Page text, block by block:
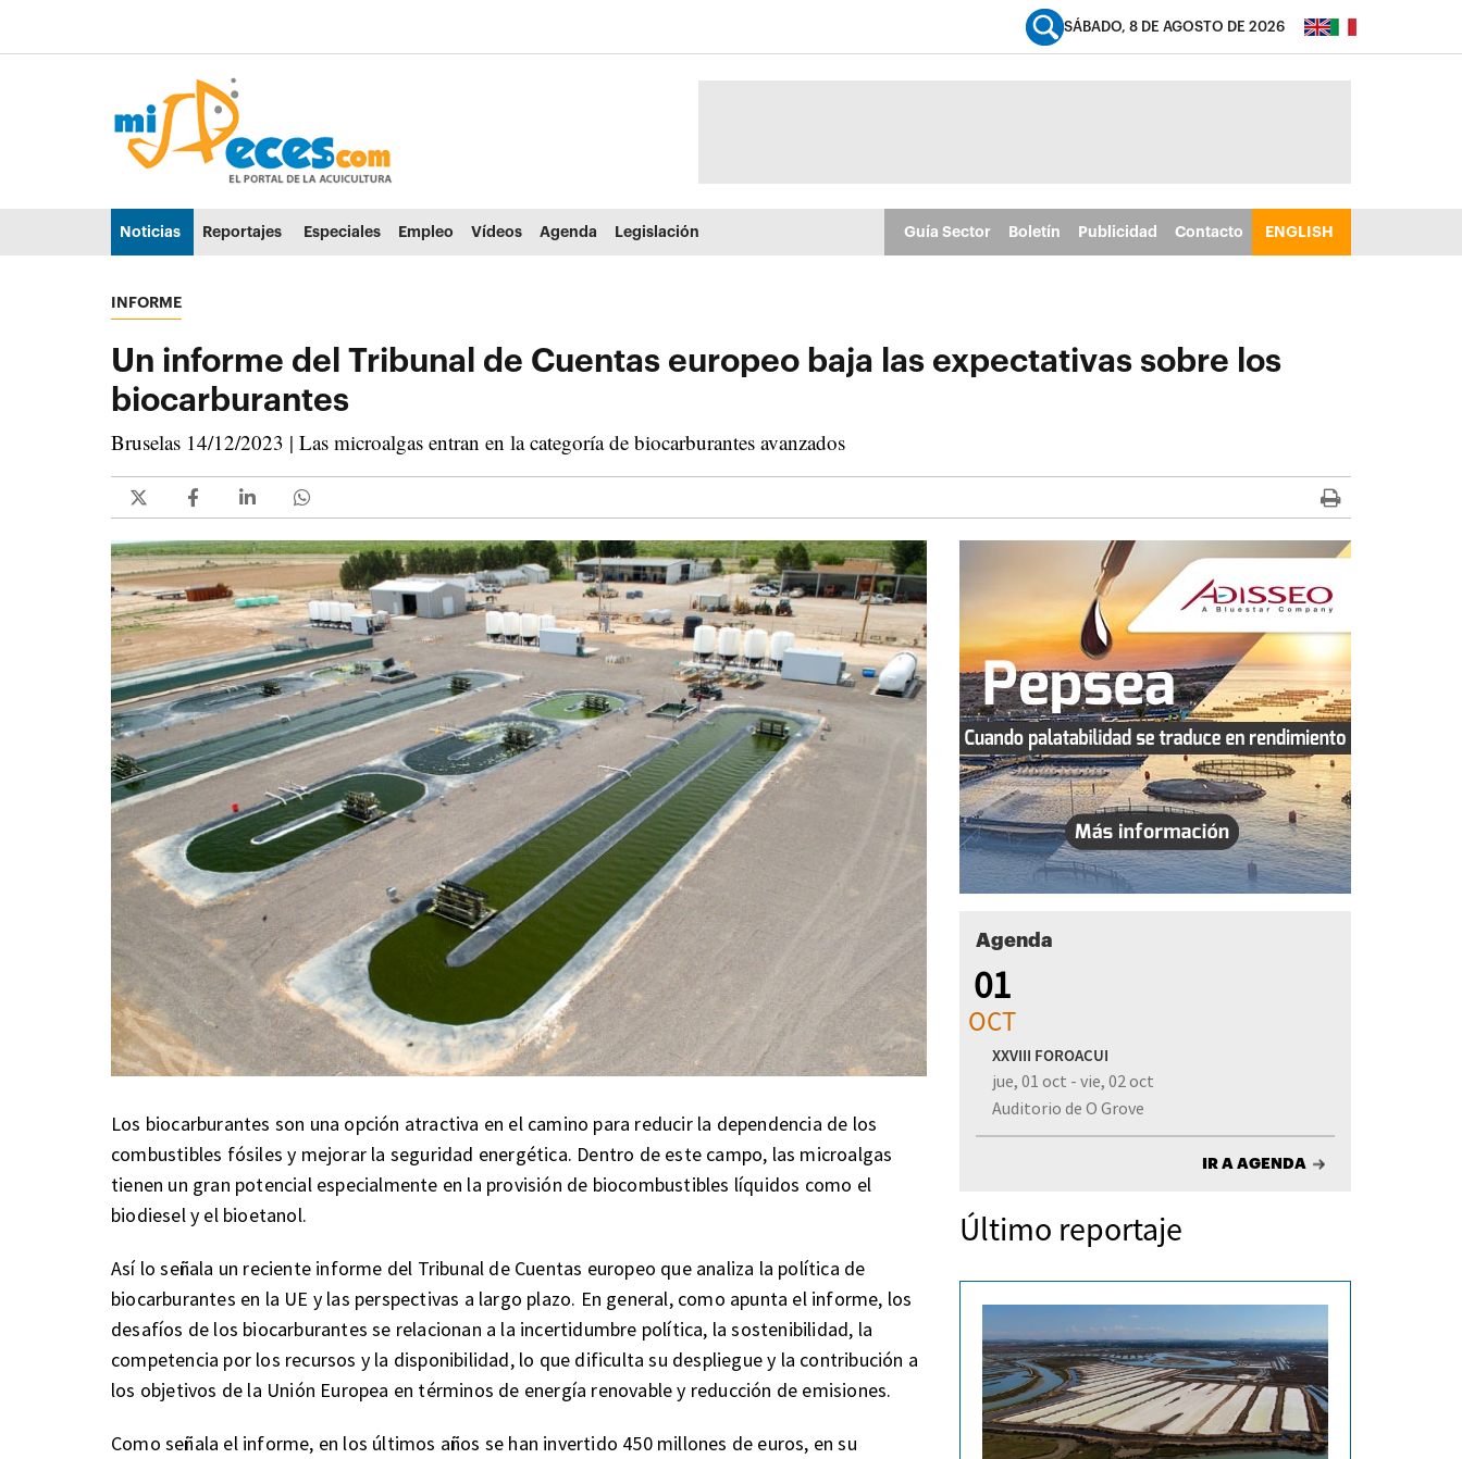
Ir al menú principal (alt + u)
SÁBADO, 8 DE AGOSTO DE 2026
Noticias Reportajes Especiales Empleo Vídeos Agenda Legislación Guía Sector Boletín Publicidad Contacto ENGLISH
INFORME
Un informe del Tribunal de Cuentas europeo baja las expectativas sobre los
biocarburantes
Bruselas 14/12/2023 | Las microalgas entran en la categoría de biocarburantes avanzados
Los biocarburantes son una opción atractiva en el camino para reducir la dependencia de los
combustibles fósiles y mejorar la seguridad energética. Dentro de este campo, las microalgas
tienen un gran potencial especialmente en la provisión de biocombustibles líquidos como el
biodiesel y el bioetanol.
Así lo señala un reciente informe del Tribunal de Cuentas europeo que analiza la política de
biocarburantes en la UE y las perspectivas a largo plazo. En general, como apunta el informe, los
desafíos de los biocarburantes se relacionan a la incertidumbre política, la sostenibilidad, la
competencia por los recursos y la disponibilidad, lo que dificulta su despliegue y la contribución a
los objetivos de la Unión Europea en términos de energía renovable y reducción de emisiones.
Como señala el informe, en los últimos años se han invertido 450 millones de euros, en su
Agenda
01
OCT
XXVIII FOROACUI
jue, 01 oct - vie, 02 oct
Auditorio de O Grove
IR A AGENDA
Último reportaje